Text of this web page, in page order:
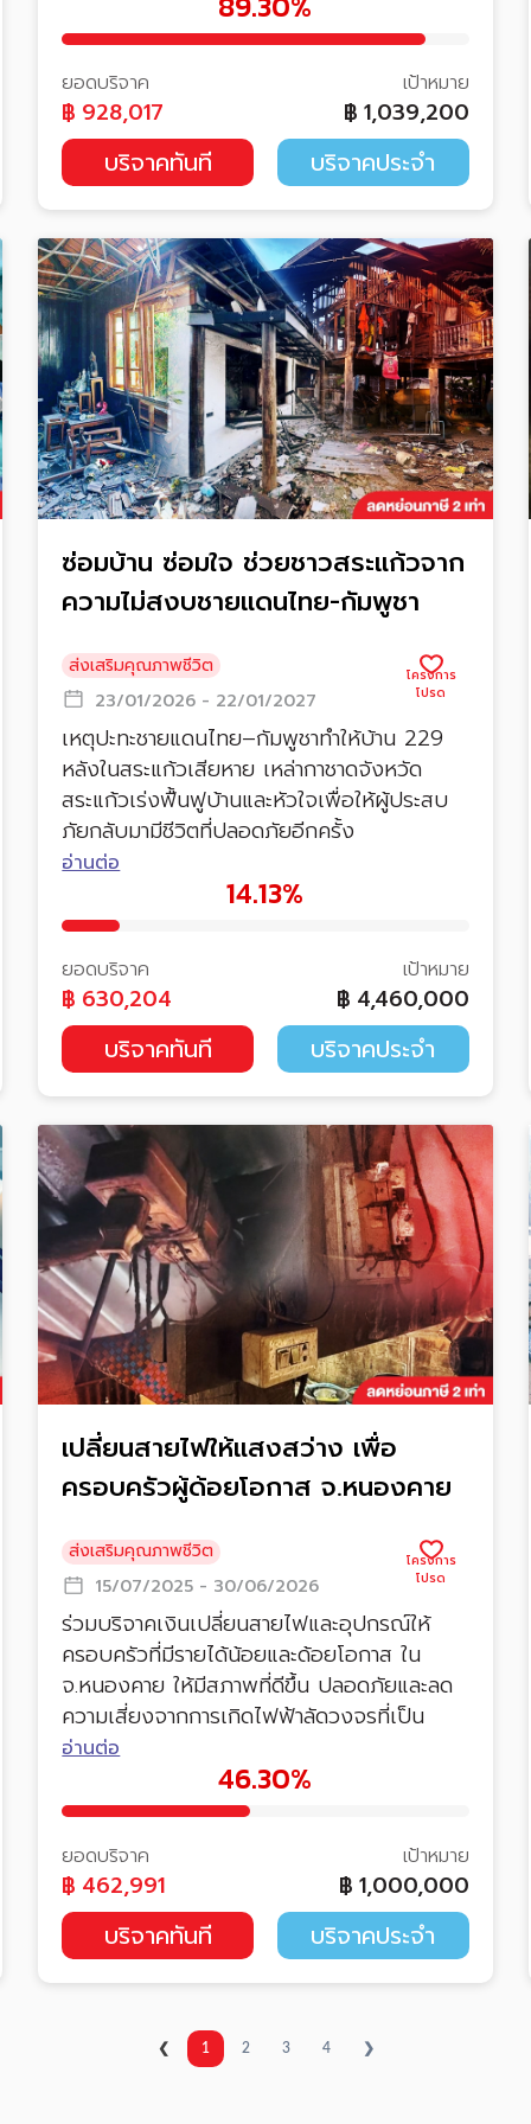
ยอดบริจาค
฿ 928,017
เป้าหมาย
฿ 1,039,200
บริจาคทันที บริจาคประจำ
ซ่อมบ้าน ซ่อมใจ ช่วยชาวสระแก้วจาก
ความไม่สงบชายแดนไทย-กัมพูชา
ส่งเสริมคุณภาพชีวิต
23/01/2026 - 22/01/2027
เหตุปะทะชายแดนไทย–กัมพูชาทำให้บ้าน 229
หลังในสระแก้วเสียหาย เหล่ากาชาดจังหวัด
สระแก้วเร่งฟื้นฟูบ้านและหัวใจเพื่อให้ผู้ประสบ
ภัยกลับมามีชีวิตที่ปลอดภัยอีกครั้ง
อ่านต่อ
14.13%
ยอดบริจาค
฿ 630,204
เป้าหมาย
฿ 4,460,000
บริจาคทันที บริจาคประจำ
เปลี่ยนสายไฟให้แสงสว่าง เพื่อ
ครอบครัวผู้ด้อยโอกาส จ.หนองคาย
ส่งเสริมคุณภาพชีวิต
15/07/2025 - 30/06/2026
ร่วมบริจาคเงินเปลี่ยนสายไฟและอุปกรณ์ให้
ครอบครัวที่มีรายได้น้อยและด้อยโอกาส ใน
จ.หนองคาย ให้มีสภาพที่ดีขึ้น ปลอดภัยและลด
ความเสี่ยงจากการเกิดไฟฟ้าลัดวงจรที่เป็น
สาเหตุการเกิดไฟไหม้
อ่านต่อ
46.30%
ยอดบริจาค
฿ 462,991
เป้าหมาย
฿ 1,000,000
บริจาคทันที บริจาคประจำ
❮ 1 2 3 4 ❯